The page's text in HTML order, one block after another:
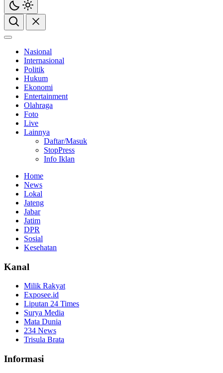
Nasional
Internasional
Politik
Hukum
Ekonomi
Entertainment
Olahraga
Foto
Live
Lainnya
Daftar/Masuk
StopPress
Info Iklan
Home
News
Lokal
Jateng
Jabar
Jatim
DPR
Sosial
Kesehatan
Kanal
Milik Rakyat
Exposee.id
Liputan 24 Times
Surya Media
Mata Dunia
234 News
Trisula Brata
Informasi